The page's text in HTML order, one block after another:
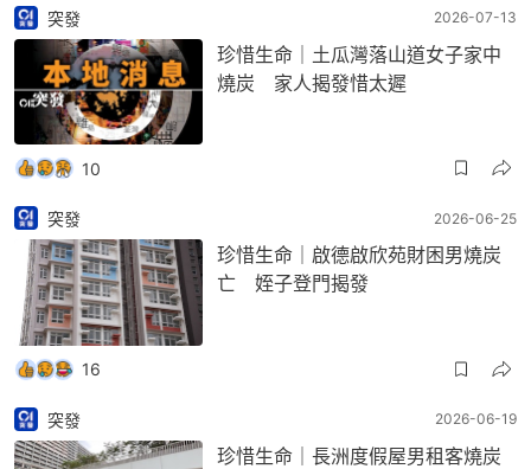
突發 2026-07-13
珍惜生命｜土瓜灣落山道女子家中
燒炭 家人揭發惜太遲
10
突發 2026-06-25
珍惜生命｜啟德啟欣苑財困男燒炭
亡 姪子登門揭發
16
突發 2026-06-19
珍惜生命｜長洲度假屋男租客燒炭